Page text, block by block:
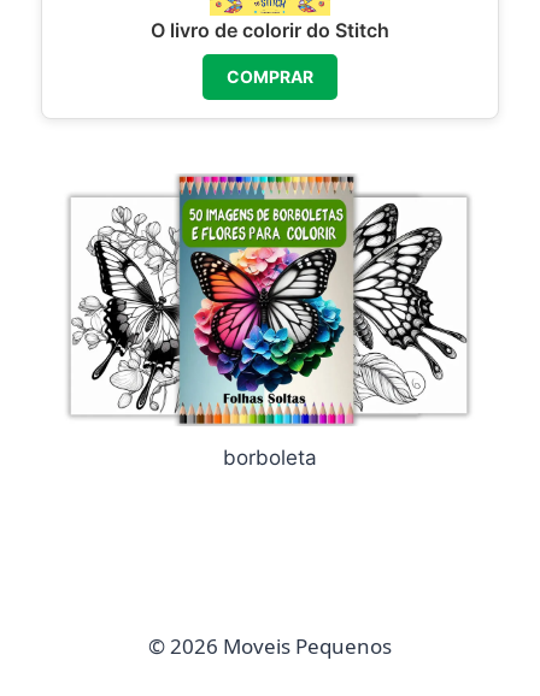
O livro de colorir do Stitch
COMPRAR
borboleta
© 2026 Moveis Pequenos